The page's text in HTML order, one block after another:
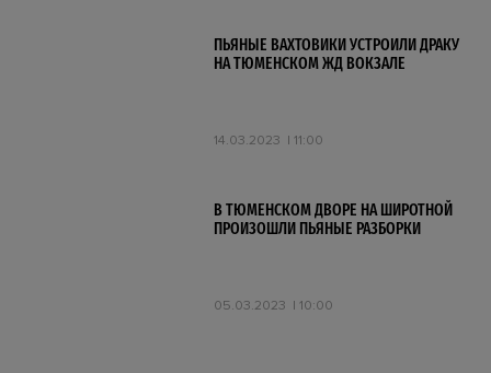
ПЬЯНЫЕ ВАХТОВИКИ УСТРОИЛИ ДРАКУ
НА ТЮМЕНСКОМ ЖД ВОКЗАЛЕ
14.03.2023 11:00
В ТЮМЕНСКОМ ДВОРЕ НА ШИРОТНОЙ
ПРОИЗОШЛИ ПЬЯНЫЕ РАЗБОРКИ
05.03.2023 10:00